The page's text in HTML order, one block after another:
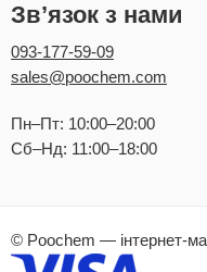
Зв’язок з нами
093-177-59-09
sales@poochem.com
Пн–Пт: 10:00–20:00
Сб–Нд: 11:00–18:00
© Poochem — інтернет-